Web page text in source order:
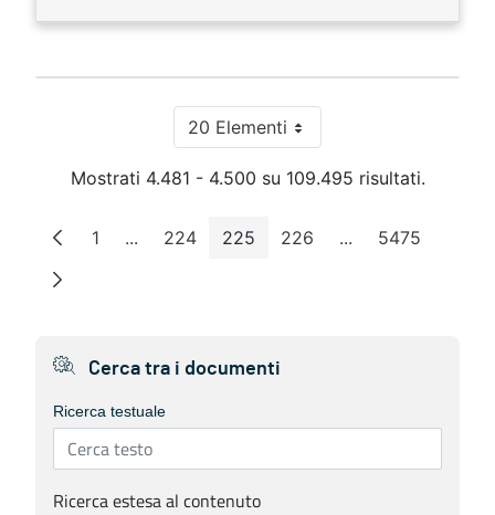
20 ElementiPer pagina
Mostrati 4.481 - 4.500 su 109.495 risultati.
Pagina
1 ...Pagine intermedie
Pagina
224 Pagina
225 Pagina
226 ...Pagine intermedie
Pagina
5475
Cerca tra i documenti
Ricerca testuale
Ricerca estesa al contenuto